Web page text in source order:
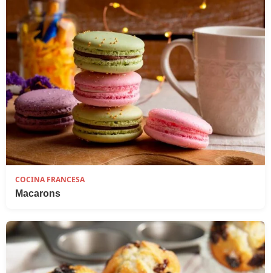
COCINA FRANCESA
Macarons